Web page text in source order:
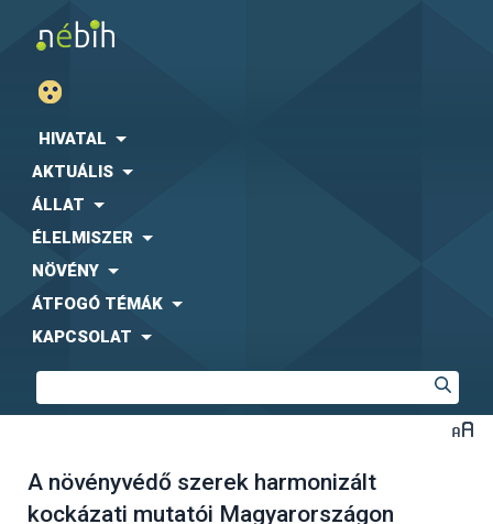
HIVATAL
AKTUÁLIS
ÁLLAT
ÉLELMISZER
NÖVÉNY
ÁTFOGÓ TÉMÁK
KAPCSOLAT
A növényvédő szerek harmonizált
kockázati mutatói Magyarországon